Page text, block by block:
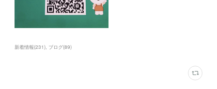
新着情報(231) ブログ(89)